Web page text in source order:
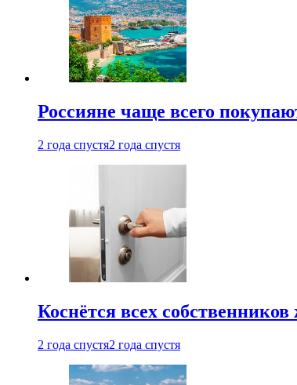
Россияне чаще всего
2 года спустя2 года спустя
Коснётся всех
2 года спустя2 года спустя